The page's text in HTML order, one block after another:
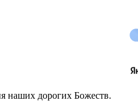
наших дорогих Божеств.